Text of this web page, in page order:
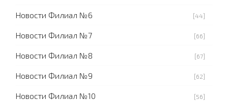
Новости Филиал №6 [44]
Новости Филиал №7 [66]
Новости Филиал №8 [67]
Новости Филиал №9 [62]
Новости Филиал №10 [56]